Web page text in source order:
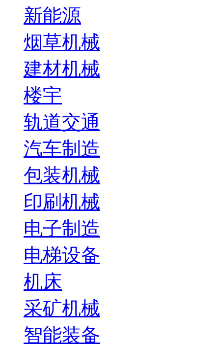
新能源
烟草机械
建材机械
楼宇
轨道交通
汽车制造
包装机械
印刷机械
电子制造
电梯设备
机床
采矿机械
智能装备